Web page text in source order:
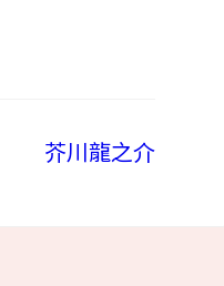
芥川龍之介